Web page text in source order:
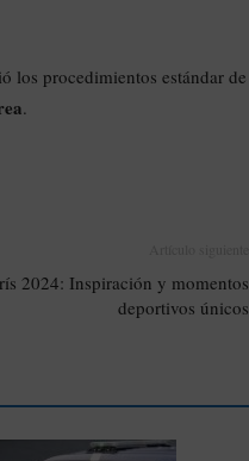
los procedimientos estándar de
.
2024: Inspiración y momentos
deportivos únicos